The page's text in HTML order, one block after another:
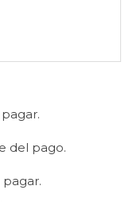
del pago.
pagar.